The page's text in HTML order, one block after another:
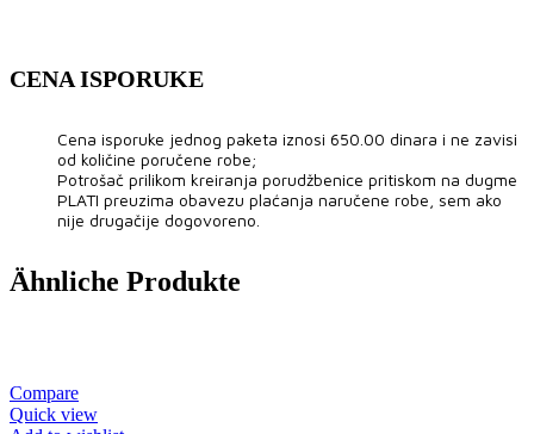
CENA ISPORUKE
Cena isporuke jednog paketa iznosi 650.00 dinara i ne zavisi
od količine poručene robe;
Potrošač prilikom kreiranja porudžbenice pritiskom na dugme
PLATI preuzima obavezu plaćanja naručene robe, sem ako
nije drugačije dogovoreno.
Ähnliche Produkte
Compare
Quick view